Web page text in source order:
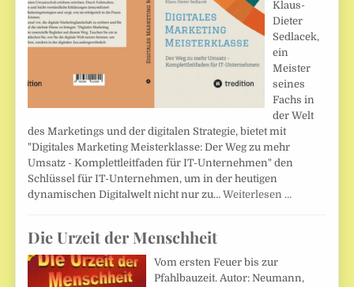
Klaus-
Dieter
Sedlacek,
ein
Meister
seines
Fachs in
der Welt
des Marketings und der digitalen Strategie, bietet mit
"Digitales Marketing Meisterklasse: Der Weg zu mehr
Umsatz - Komplettleitfaden für IT-Unternehmen" den
Schlüssel für IT-Unternehmen, um in der heutigen
dynamischen Digitalwelt nicht nur zu…Weiterlesen …
Die Urzeit der Menschheit
Vom ersten Feuer bis zur
Pfahlbauzeit. Autor: Neumann,